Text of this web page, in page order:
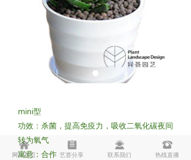
mini型
功效：杀菌，提高免疫力，吸收二氧化碳夜间
转为氧气
寓意：合作
낀
网站首页
뀳
艺荟分享
끤
联系我们
뀰
热线直播